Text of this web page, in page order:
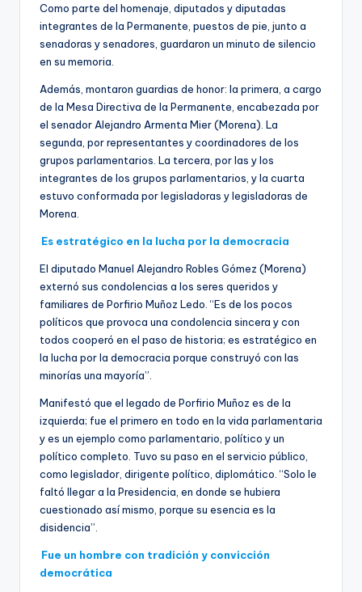
Como parte del homenaje, diputados y diputadas
integrantes de la Permanente, puestos de pie, junto a
senadoras y senadores, guardaron un minuto de silencio
en su memoria.
Además, montaron guardias de honor: la primera, a cargo
de la Mesa Directiva de la Permanente, encabezada por
el senador Alejandro Armenta Mier (Morena). La
segunda, por representantes y coordinadores de los
grupos parlamentarios. La tercera, por las y los
integrantes de los grupos parlamentarios, y la cuarta
estuvo conformada por legisladoras y legisladoras de
Morena.
Es estratégico en la lucha por la democracia
El diputado Manuel Alejandro Robles Gómez (Morena)
externó sus condolencias a los seres queridos y
familiares de Porfirio Muñoz Ledo. “Es de los pocos
políticos que provoca una condolencia sincera y con
todos cooperó en el paso de historia; es estratégico en
la lucha por la democracia porque construyó con las
minorías una mayoría”.
Manifestó que el legado de Porfirio Muñoz es de la
izquierda; fue el primero en todo en la vida parlamentaria
y es un ejemplo como parlamentario, político y un
político completo. Tuvo su paso en el servicio público,
como legislador, dirigente político, diplomático. “Solo le
faltó llegar a la Presidencia, en donde se hubiera
cuestionado así mismo, porque su esencia es la
disidencia”.
Fue un hombre con tradición y convicción
democrática